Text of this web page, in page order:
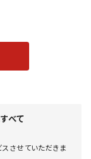
べて
スさせていただきま